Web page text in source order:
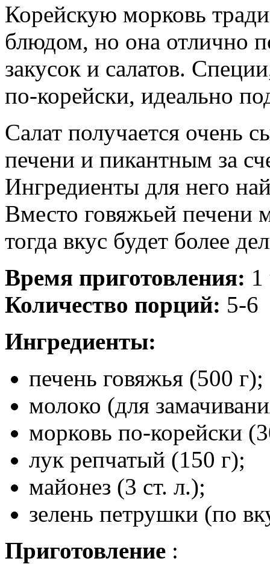
Корейскую морковь
блюдом, но она отлично
закусок и салатов.
по-корейски, идеально
Салат получается очень
печени и пикантным за
Ингредиенты для него
Вместо говяжьей печени
тогда вкус будет более
Время приготовления: 1
Количество порций: 5-6
Ингредиенты:
печень говяжья (500 г);
молоко (для
морковь по-корейски
лук репчатый (150 г);
майонез (3 ст. л.);
зелень петрушки (по
Приготовление :